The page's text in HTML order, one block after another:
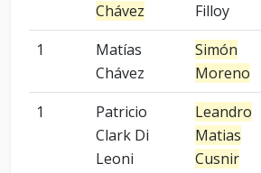
Chávez
Filloy
1
Matías
Chávez
Simón
Moreno
1
Patricio
Clark Di
Leoni
Leandro
Matias
Cusnir